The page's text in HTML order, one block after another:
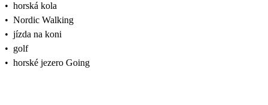
• horská kola
• Nordic Walking
• jízda na koni
• golf
• horské jezero Going